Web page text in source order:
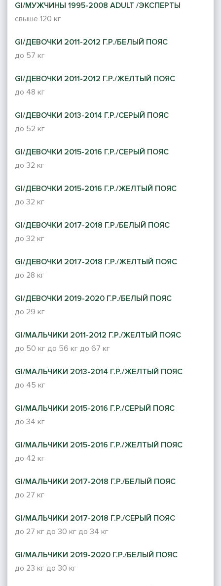
GI/МУЖЧИНЫ 1995-2008 ADULT /ЭКСПЕРТЫ
свыше 120 кг
GI/ДЕВОЧКИ 2011-2012 Г.Р./БЕЛЫЙ ПОЯС
до 57 кг
GI/ДЕВОЧКИ 2011-2012 Г.Р./ЖЕЛТЫЙ ПОЯС
до 48 кг
GI/ДЕВОЧКИ 2013-2014 Г.Р./СЕРЫЙ ПОЯС
до 52 кг
GI/ДЕВОЧКИ 2015-2016 Г.Р./СЕРЫЙ ПОЯС
до 32 кг
GI/ДЕВОЧКИ 2015-2016 Г.Р./ЖЕЛТЫЙ ПОЯС
до 32 кг
GI/ДЕВОЧКИ 2017-2018 Г.Р./БЕЛЫЙ ПОЯС
до 32 кг
GI/ДЕВОЧКИ 2017-2018 Г.Р./ЖЕЛТЫЙ ПОЯС
до 28 кг
GI/ДЕВОЧКИ 2019-2020 Г.Р./БЕЛЫЙ ПОЯС
до 29 кг
GI/МАЛЬЧИКИ 2011-2012 Г.Р./ЖЕЛТЫЙ ПОЯС
до 50 кг до 56 кг до 67 кг
GI/МАЛЬЧИКИ 2013-2014 Г.Р./ЖЕЛТЫЙ ПОЯС
до 45 кг
GI/МАЛЬЧИКИ 2015-2016 Г.Р./СЕРЫЙ ПОЯС
до 34 кг
GI/МАЛЬЧИКИ 2015-2016 Г.Р./ЖЕЛТЫЙ ПОЯС
до 42 кг
GI/МАЛЬЧИКИ 2017-2018 Г.Р./БЕЛЫЙ ПОЯС
до 27 кг
GI/МАЛЬЧИКИ 2017-2018 Г.Р./СЕРЫЙ ПОЯС
до 27 кг до 30 кг до 34 кг
GI/МАЛЬЧИКИ 2019-2020 Г.Р./БЕЛЫЙ ПОЯС
до 23 кг до 30 кг